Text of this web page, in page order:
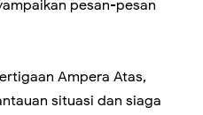
pesan-pesan
Ampera Atas,
situasi dan siaga